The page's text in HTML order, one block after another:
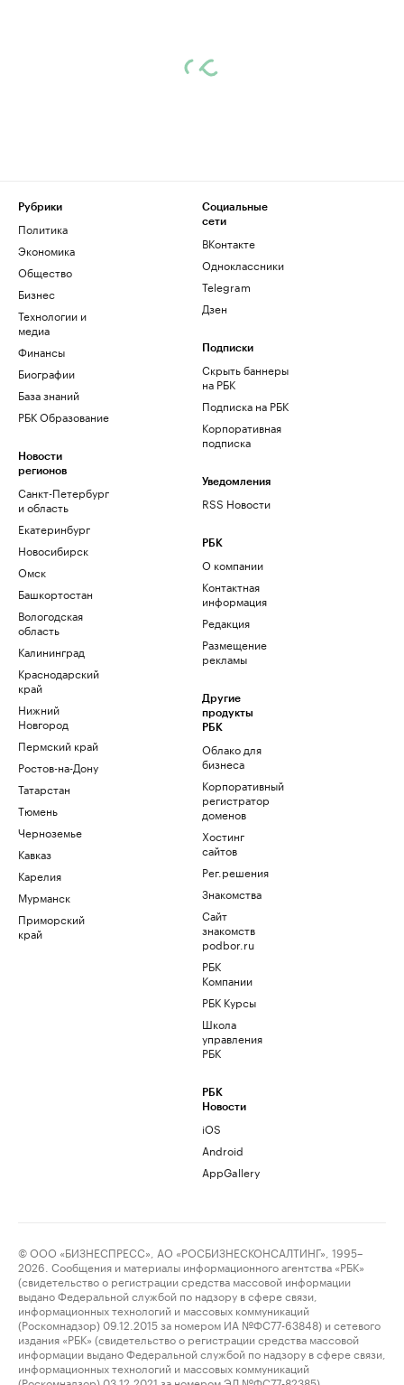
Рубрики
Политика
Экономика
Общество
Бизнес
Технологии и
медиа
Финансы
Биографии
База знаний
РБК Образование
Новости
регионов
Санкт-Петербург
и область
Екатеринбург
Новосибирск
Омск
Башкортостан
Вологодская
область
Калининград
Краснодарский
край
Нижний
Новгород
Пермский край
Ростов-на-Дону
Татарстан
Тюмень
Черноземье
Кавказ
Карелия
Мурманск
Приморский
край
Социальные
сети
ВКонтакте
Одноклассники
Telegram
Дзен
Подписки
Скрыть баннеры
на РБК
Подписка на РБК
Корпоративная
подписка
Уведомления
RSS Новости
РБК
О компании
Контактная
информация
Редакция
Размещение
рекламы
Другие
продукты
РБК
Облако для
бизнеса
Корпоративный
регистратор
доменов
Хостинг
сайтов
Рег.решения
Знакомства
Сайт
знакомств
podbor.ru
РБК
Компании
РБК Курсы
Школа
управления
РБК
РБК
Новости
iOS
Android
AppGallery
© ООО «БИЗНЕСПРЕСС», АО «РОСБИЗНЕСКОНСАЛТИНГ», 1995–
2026. Сообщения и материалы информационного агентства «РБК»
(свидетельство о регистрации средства массовой информации
выдано Федеральной службой по надзору в сфере связи,
информационных технологий и массовых коммуникаций
(Роскомнадзор) 09.12.2015 за номером ИА №ФС77-63848) и сетевого
издания «РБК» (свидетельство о регистрации средства массовой
информации выдано Федеральной службой по надзору в сфере связи,
информационных технологий и массовых коммуникаций